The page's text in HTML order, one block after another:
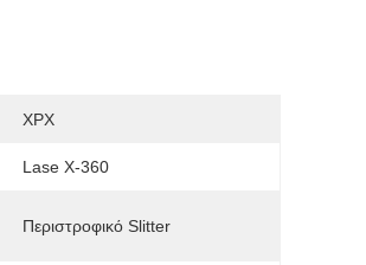
XPX
Lase X-360
Περιστροφικό Slitter